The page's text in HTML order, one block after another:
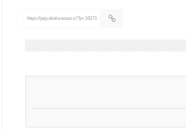
https://pejvakelorestan.ir/?p=16271